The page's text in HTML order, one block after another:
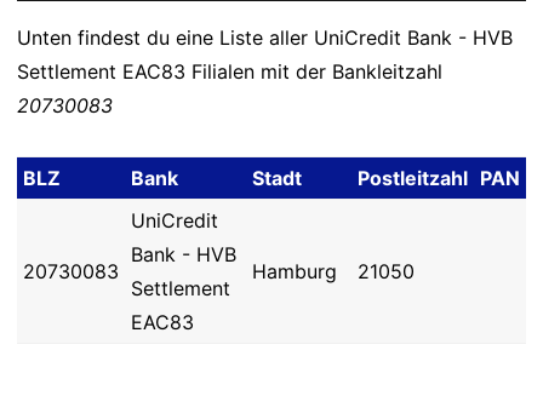
Unten findest du eine Liste aller UniCredit Bank - HVB
Settlement EAC83 Filialen mit der Bankleitzahl
20730083
BLZ Bank Stadt Postleitzahl PAN
20730083
UniCredit
Bank - HVB
Settlement
EAC83
Hamburg 21050